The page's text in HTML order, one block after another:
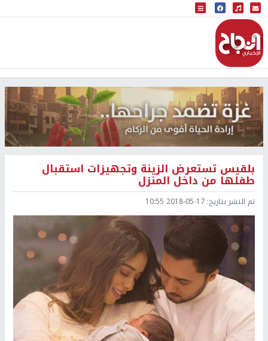
البث المباشر
إذاعة النجاح
بلقيس تستعرض الزينة وتجهيزات استقبال
طفلها من داخل المنزل
تم النشر بتاريخ: 2018-05-17 10:55